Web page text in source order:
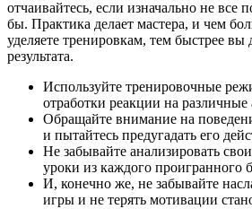
отчаивайтесь, если изначально не все
бы. Практика делает мастера, и чем
уделяете тренировкам, тем быстрее вы
результата.
Используйте тренировочные
отработки реакции на различные
Обращайте внимание на
и пытайтесь предугадать его
Не забывайте анализировать
уроки из каждого проигранного
И, конечно же, не забывайте
игры и не терять мотивации